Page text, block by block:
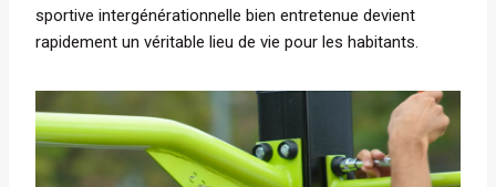
sportive intergénérationnelle bien entretenue devient
rapidement un véritable lieu de vie pour les habitants.